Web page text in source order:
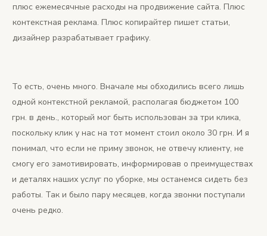
плюс ежемесячные расходы на продвижение сайта. Плюс
контекстная реклама. Плюс копирайтер пишет статьи,
дизайнер разрабатывает графику.
То есть, очень много. Вначале мы обходились всего лишь
одной контекстной рекламой, располагая бюджетом 100
грн. в день., который мог быть использован за три клика,
поскольку клик у нас на тот момент стоил около 30 грн. И я
понимал, что если не приму звонок, не отвечу клиенту, не
смогу его замотивировать, информировав о преимуществах
и деталях наших услуг по уборке, мы останемся сидеть без
работы. Так и было пару месяцев, когда звонки поступали
очень редко.